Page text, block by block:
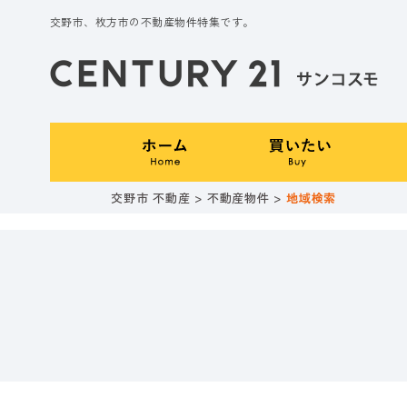
交野市、枚方市の不動産物件特集です。
交野市 不動産 > 不動産物件 >地域検索